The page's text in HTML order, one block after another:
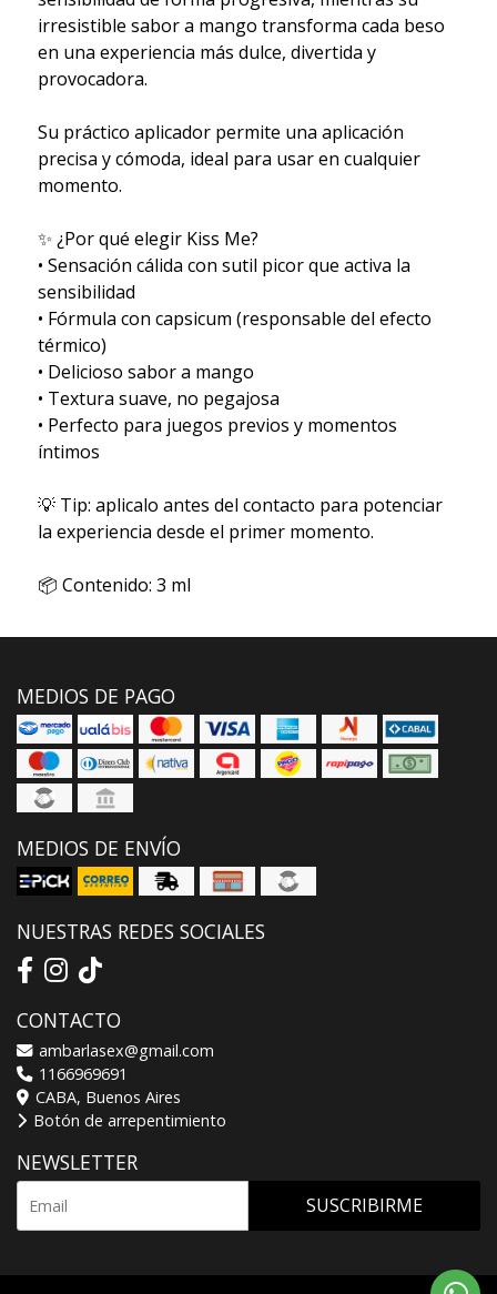
irresistible sabor a mango transforma cada beso
en una experiencia más dulce, divertida y
provocadora.
Su práctico aplicador permite una aplicación
precisa y cómoda, ideal para usar en cualquier
momento.
✨ ¿Por qué elegir Kiss Me?
• Sensación cálida con sutil picor que activa la
sensibilidad
• Fórmula con capsicum (responsable del efecto
térmico)
• Delicioso sabor a mango
• Textura suave, no pegajosa
• Perfecto para juegos previos y momentos
íntimos
💡 Tip: aplicalo antes del contacto para potenciar
la experiencia desde el primer momento.
📦 Contenido: 3 ml
MEDIOS DE PAGO
MEDIOS DE ENVÍO
NUESTRAS REDES SOCIALES
CONTACTO
ambarlasex@gmail.com
1166969691
CABA, Buenos Aires
Botón de arrepentimiento
NEWSLETTER
SUSCRIBIRME